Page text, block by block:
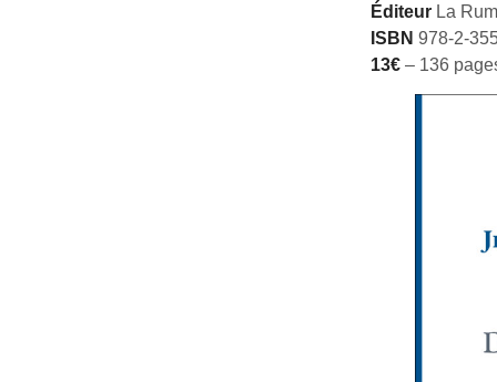
Éditeur La
ISBN 978-2-
13€ – 136